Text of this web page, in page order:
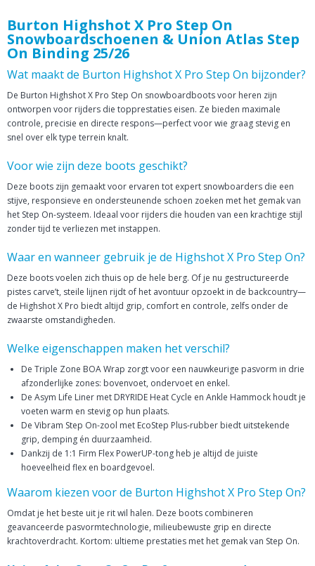
Burton Highshot X Pro Step On
Snowboardschoenen & Union Atlas Step
On Binding 25/26
Wat maakt de Burton Highshot X Pro Step On bijzonder?
De Burton Highshot X Pro Step On snowboardboots voor heren zijn
ontworpen voor rijders die topprestaties eisen. Ze bieden maximale
controle, precisie en directe respons—perfect voor wie graag stevig en
snel over elk type terrein knalt.
Voor wie zijn deze boots geschikt?
Deze boots zijn gemaakt voor ervaren tot expert snowboarders die een
stijve, responsieve en ondersteunende schoen zoeken met het gemak van
het Step On-systeem. Ideaal voor rijders die houden van een krachtige stijl
zonder tijd te verliezen met instappen.
Waar en wanneer gebruik je de Highshot X Pro Step On?
Deze boots voelen zich thuis op de hele berg. Of je nu gestructureerde
pistes carve’t, steile lijnen rijdt of het avontuur opzoekt in de backcountry—
de Highshot X Pro biedt altijd grip, comfort en controle, zelfs onder de
zwaarste omstandigheden.
Welke eigenschappen maken het verschil?
De Triple Zone BOA Wrap zorgt voor een nauwkeurige pasvorm in drie
afzonderlijke zones: bovenvoet, ondervoet en enkel.
De Asym Life Liner met DRYRIDE Heat Cycle en Ankle Hammock houdt je
voeten warm en stevig op hun plaats.
De Vibram Step On-zool met EcoStep Plus-rubber biedt uitstekende
grip, demping én duurzaamheid.
Dankzij de 1:1 Firm Flex PowerUP-tong heb je altijd de juiste
hoeveelheid flex en boardgevoel.
Waarom kiezen voor de Burton Highshot X Pro Step On?
Omdat je het beste uit je rit wil halen. Deze boots combineren
geavanceerde pasvormtechnologie, milieubewuste grip en directe
krachtoverdracht. Kortom: ultieme prestaties met het gemak van Step On.